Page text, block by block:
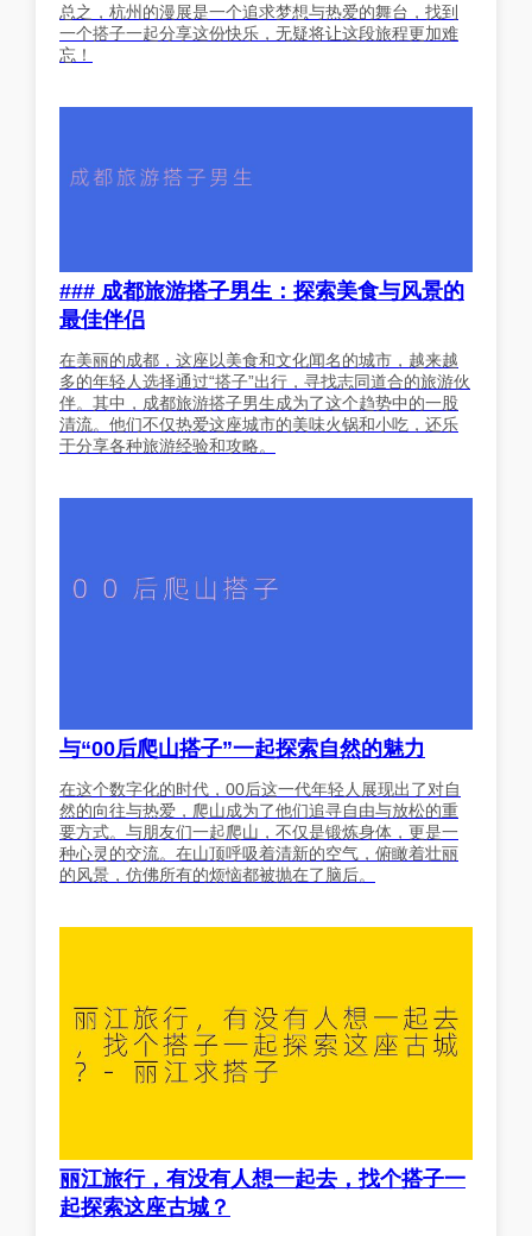
总之，杭州的漫展是一个追求梦想与热爱的舞台，找到
一个搭子一起分享这份快乐，无疑将让这段旅程更加难
忘！
### 成都旅游搭子男生：探索美食与风景的
最佳伴侣
在美丽的成都，这座以美食和文化闻名的城市，越来越
多的年轻人选择通过“搭子”出行，寻找志同道合的旅游伙
伴。其中，成都旅游搭子男生成为了这个趋势中的一股
清流。他们不仅热爱这座城市的美味火锅和小吃，还乐
于分享各种旅游经验和攻略。
与“00后爬山搭子”一起探索自然的魅力
在这个数字化的时代，00后这一代年轻人展现出了对自
然的向往与热爱，爬山成为了他们追寻自由与放松的重
要方式。与朋友们一起爬山，不仅是锻炼身体，更是一
种心灵的交流。在山顶呼吸着清新的空气，俯瞰着壮丽
的风景，仿佛所有的烦恼都被抛在了脑后。
丽江旅行，有没有人想一起去，找个搭子一
起探索这座古城？